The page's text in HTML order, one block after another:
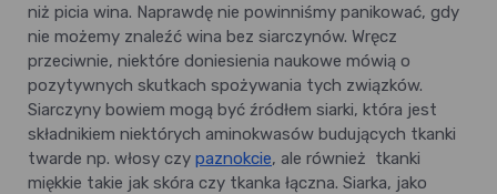
niż picia wina. Naprawdę nie powinniśmy panikować, gdy
nie możemy znaleźć wina bez siarczynów. Wręcz
przeciwnie, niektóre doniesienia naukowe mówią o
pozytywnych skutkach spożywania tych związków.
Siarczyny bowiem mogą być źródłem siarki, która jest
składnikiem niektórych aminokwasów budujących tkanki
twarde np. włosy czy paznokcie, ale również tkanki
miękkie takie jak skóra czy tkanka łączna. Siarka, jako